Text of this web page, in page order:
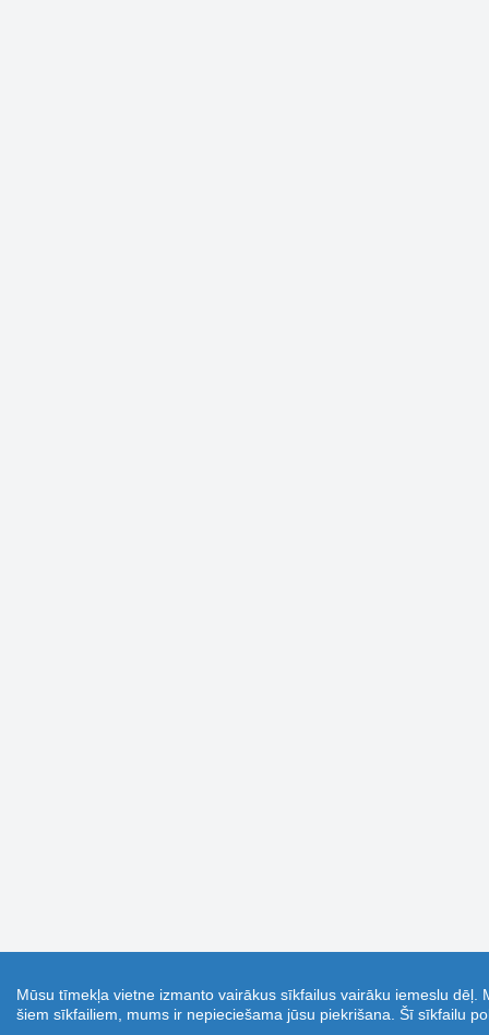
Mūsu tīmekļa vietne izmanto vairākus sīkfailus vairāku iemeslu
šiem sīkfailiem, mums ir nepieciešama jūsu piekrišana. Šī sīkfailu